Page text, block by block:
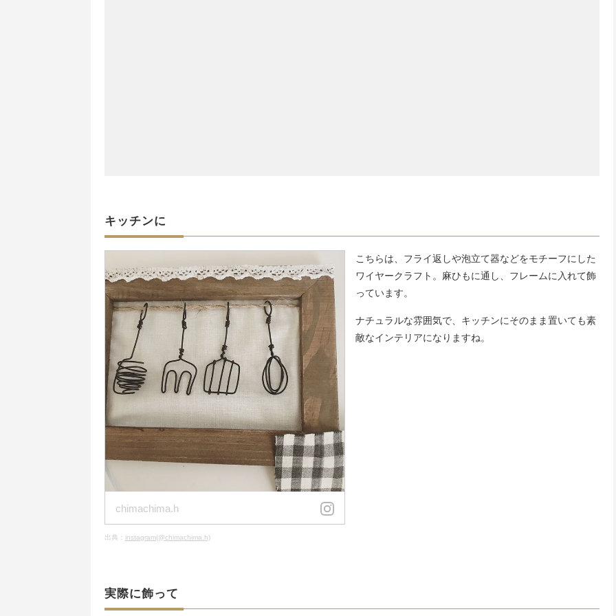
キッチンに
chimachima.h
出典： instagram(@chimachima.h)
こちらは、フライ返しや泡立て器などをモチーフにした
ワイヤークラフト。麻ひもに通し、フレームに入れて飾
っています。
ナチュラルな雰囲気で、キッチンにそのまま置いても素
敵なインテリアになりますね。
実際に飾って